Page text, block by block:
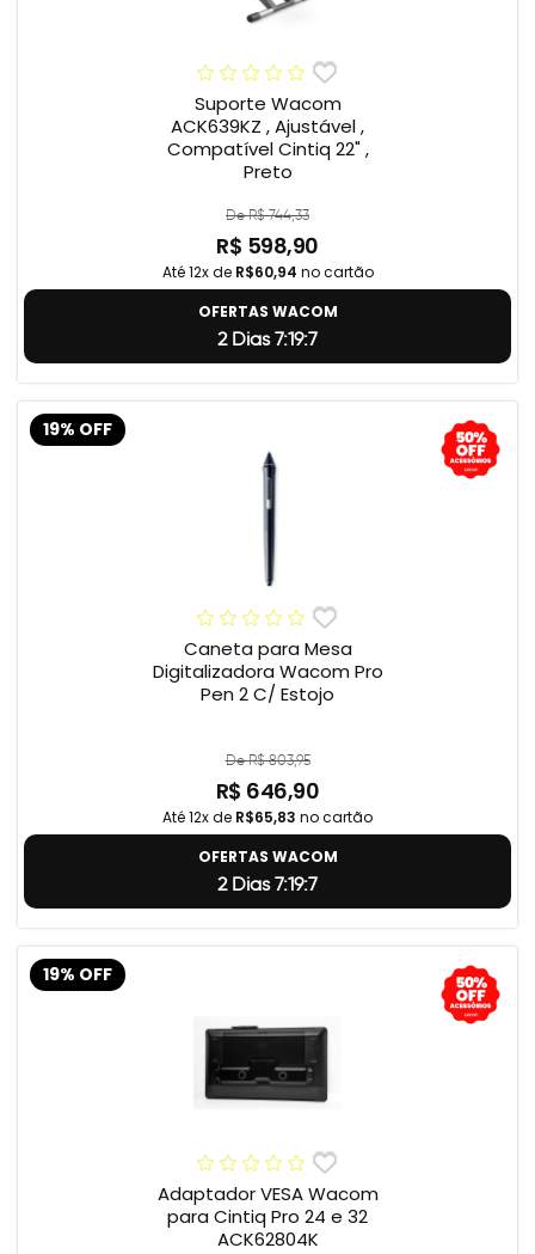
Suporte Wacom
ACK639KZ , Ajustável ,
Compatível Cintiq 22" ,
Preto
De R$ 744,33
R$ 598,90
Até 12x de R$60,94 no cartão
OFERTAS WACOM
2 Dias 7:19:5
19% OFF
Caneta para Mesa
Digitalizadora Wacom Pro
Pen 2 C/ Estojo
De R$ 803,95
R$ 646,90
Até 12x de R$65,83 no cartão
OFERTAS WACOM
2 Dias 7:19:5
19% OFF
Adaptador VESA Wacom
para Cintiq Pro 24 e 32
ACK62804K